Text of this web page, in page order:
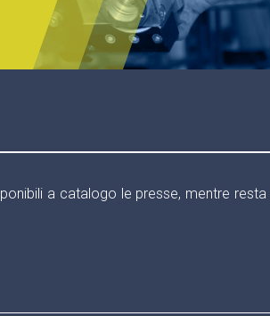
a catalogo le presse, mentre